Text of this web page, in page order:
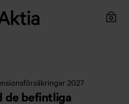
2027
de befintliga